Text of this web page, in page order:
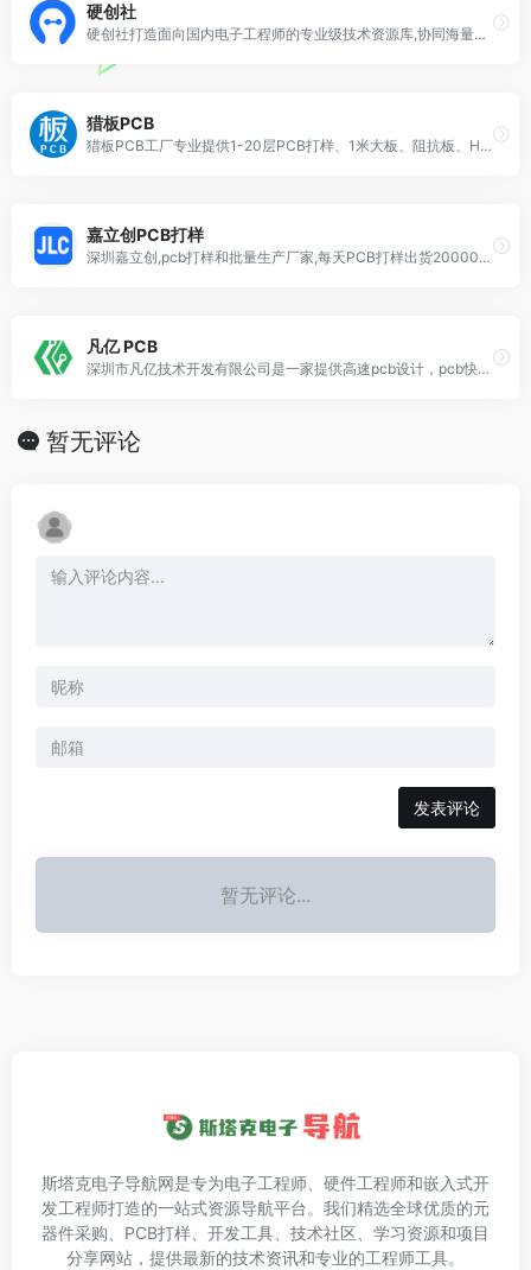
硬创社
硬创社打造面向国内电子工程师的专业级技术资源库,协同海量创作者把硬件各领域技术组件化、模块化,为硬件工程师提供技术变现平台,基于嘉立创PCB,集电路板设计、源代码、原理图、PCB打样、SMT生产于一体,帮助其更好的创新、创造、创业。
猎板PCB
猎板PCB工厂专业提供1-20层PCB打样、1米大板、阻抗板、HDI、厚铜、电金、镍钯金、碳油、树脂塞孔等特殊工艺PCB板打样批量，交期快至24小时出货，无加急费，采用在线计价下单模式，计价方便价格透明，建滔生益A级板材，品质保证！
嘉立创PCB打样
深圳嘉立创,pcb打样和批量生产厂家,每天PCB打样出货20000多款,小批量5000多款，拥有韶关金悦通、惠州大亚湾、珠海先进、珠海先兆丰、江苏涟水等几大生产基地，超过100万专业客户。erp系统全自动化跟踪管理，专业生产PCB线路板(PCB打样,线路板,PCB,电路板,PCB线路板加工,PCB快板)的PCB厂家。提供一流、快速、专业的线路板、电路板、pcb打样服务。
凡亿 PCB
深圳市凡亿技术开发有限公司是一家提供高速pcb设计，pcb快板生产，专业从事PCB打样，电路板打样，阻抗板、HDI板、盲埋孔板等多层PCB板打样、中小批量电路板生产制造服务及电路板设计教育咨询的公司，自创立以来，公司始终坚持以技术为向导，追求卓越品质和客户持续满意的经营理念，为我国信息电子行业的创新持续提供优质服务。
暂无评论
发表评论
暂无评论...
斯塔克电子导航网是专为电子工程师、硬件工程师和嵌入式开
发工程师打造的一站式资源导航平台。我们精选全球优质的元
器件采购、PCB打样、开发工具、技术社区、学习资源和项目
分享网站，提供最新的技术资讯和专业的工程师工具。